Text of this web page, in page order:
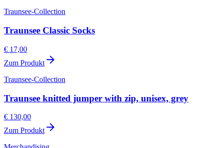
Traunsee-Collection
Traunsee Classic Socks
€ 17,00
Zum Produkt
Traunsee-Collection
Traunsee knitted jumper with zip, unisex, grey
€ 130,00
Zum Produkt